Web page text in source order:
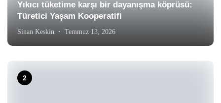
Yıkıcı tüketime karşı bir dayanışma köprüsü:
Türetici Yaşam Kooperatifi
Sinan Keskin Temmuz 13, 2026